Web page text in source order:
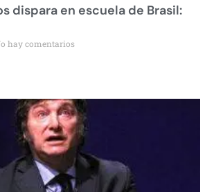
dispara en escuela de Brasil:
hay comentarios